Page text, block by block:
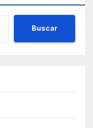
Buscar